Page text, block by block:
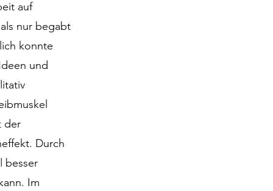
auf
nur begabt
konnte
und
der
Durch
besser
Im